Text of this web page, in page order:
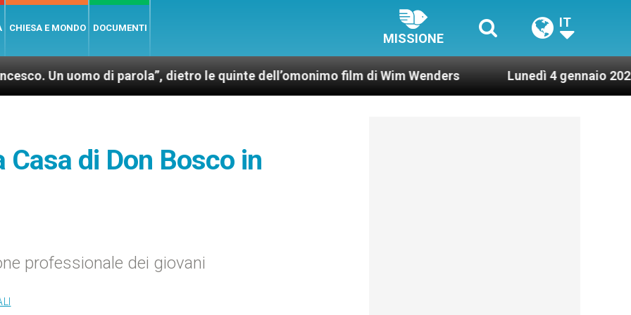
CHIESA E MONDO DOCUMENTI
MISSIONE
IT
di parola”, dietro le quinte dell’omonimo film di Wim Wenders Lunedì 4 gennaio 2021:
di Don Bosco in
professionale dei giovani